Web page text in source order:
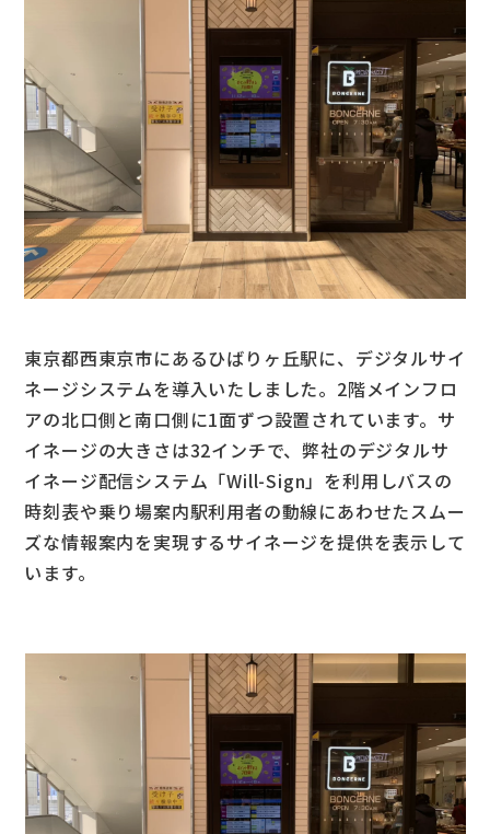
東京都西東京市にあるひばりヶ丘駅に、デジタルサイ
ネージシステムを導入いたしました。2階メインフロ
アの北口側と南口側に1面ずつ設置されています。サ
イネージの大きさは32インチで、弊社のデジタルサ
イネージ配信システム「Will-Sign」を利用しバスの
時刻表や乗り場案内駅利用者の動線にあわせたスムー
ズな情報案内を実現するサイネージを提供を表示して
います。